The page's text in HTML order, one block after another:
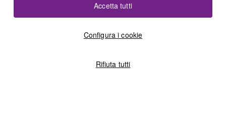
Configura i cookie
Rifiuta tutti
Accetta tutti